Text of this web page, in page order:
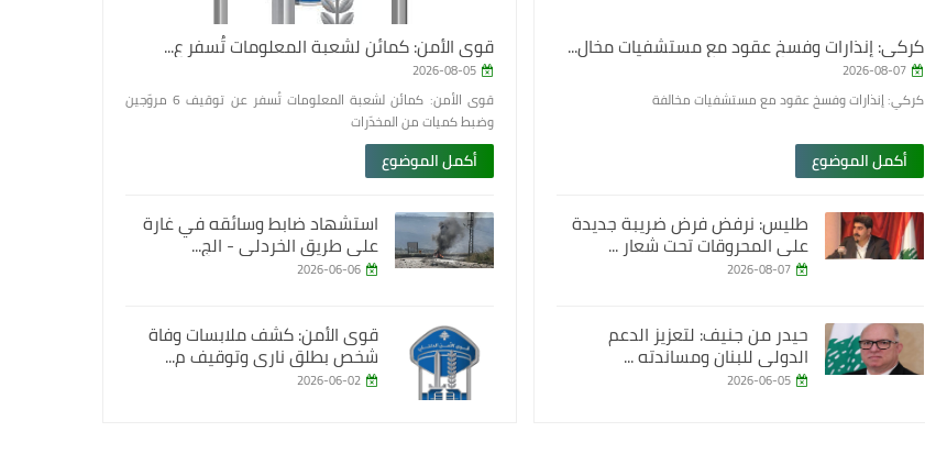
كركي: إنذارات وفسخ عقود مع مستشفيات مخال...
2026-08-07
كركي: إنذارات وفسخ عقود مع مستشفيات مخالفة
أكمل الموضوع
طليس: نرفض فرض ضريبة جديدة
على المحروقات تحت شعار ...
2026-08-07
حيدر من جنيف: لتعزيز الدعم
الدولي للبنان ومساندته ...
2026-06-05
قوى الأمن: كمائن لشعبة المعلومات تُسفر ع...
2026-08-05
قوى الأمن: كمائن لشعبة المعلومات تُسفر عن توقيف 6 مروّجين
وضبط كميات من المخدّرات
أكمل الموضوع
استشهاد ضابط وسائقه في غارة
على طريق الخردلي - الج...
2026-06-06
قوى الأمن: كشف ملابسات وفاة
شخص بطلق ناري وتوقيف م...
2026-06-02